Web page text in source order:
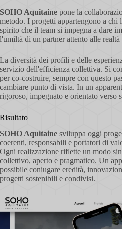
SOHO Aquitaine pone la
metodo. I progetti appartengono a
spirito che il team si impegna a dare
l'umiltà di un partner attento alle realtà
La diversità dei profili e delle
servizio dell'efficienza collettiva. Si
per co-costruire, sempre con questo
cambiare punto di vista. In un
rigoroso, impegnato e orientato verso
Risultato
SOHO Aquitaine sviluppa oggi
coerenti, responsabili e portatori di
Ogni realizzazione riflette un modo
collettivo, aperto e pragmatico. Un
possibile coniugare eredità,
progetti sostenibili e condivisi.